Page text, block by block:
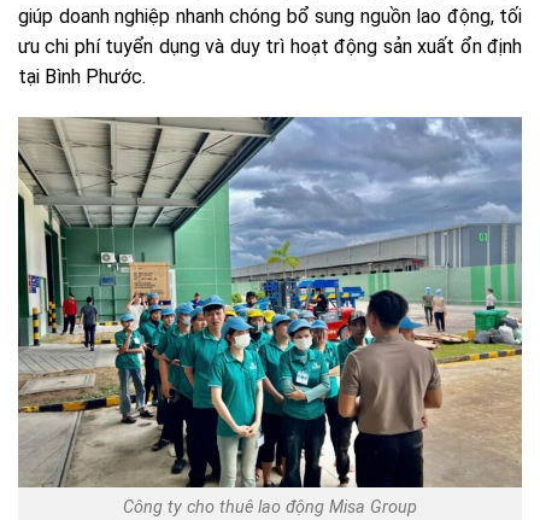
giúp doanh nghiệp nhanh chóng bổ sung nguồn lao động, tối
ưu chi phí tuyển dụng và duy trì hoạt động sản xuất ổn định
tại Bình Phước.
Công ty cho thuê lao động Misa Group